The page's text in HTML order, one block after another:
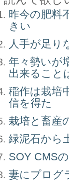
昨今の肥料
きい
人手が足り
年々勢いが
出来ること
稲作は栽培
信を得た
栽培と畜産
緑泥石から
SOY CMS
妻にプログ